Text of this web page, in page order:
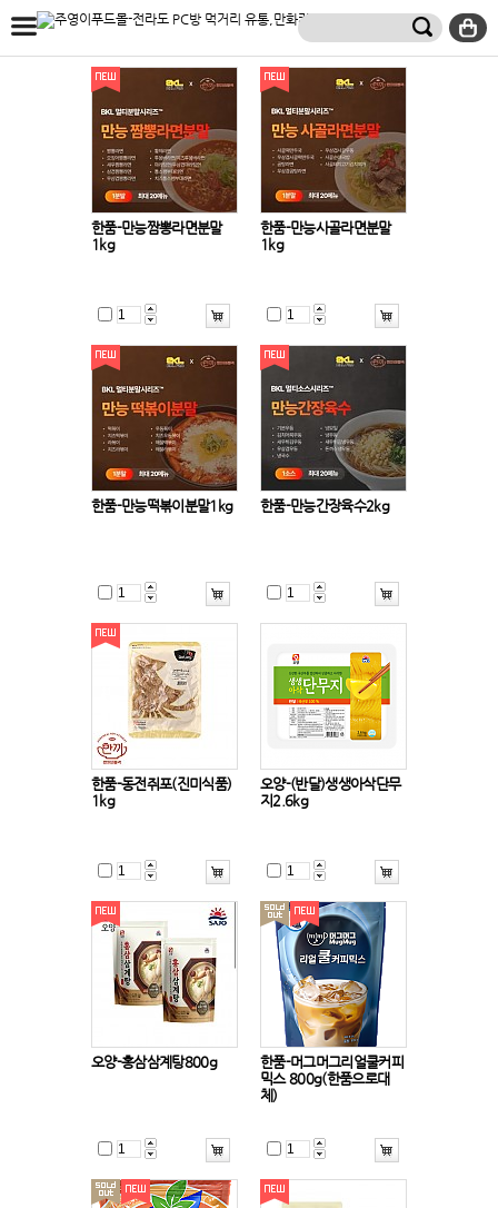
한품-만능짬뽕라면분말
1kg
한품-만능사골라면분말
1kg
한품-만능떡볶이분말1kg 한품-만능간장육수2kg
한품-동전쥐포(진미식품)
1kg
오양-(반달)생생아삭단무
지2.6kg
오양-홍삼삼계탕800g
한품-머그머그리얼쿨커피
믹스 800g(한품으로대
체)